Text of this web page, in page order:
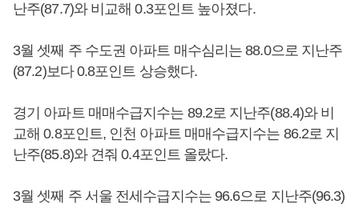
난주(87.7)와 비교해 0.3포인트 높아졌다.
3월 셋째 주 수도권 아파트 매수심리는 88.0으로 지난주
(87.2)보다 0.8포인트 상승했다.
경기 아파트 매매수급지수는 89.2로 지난주(88.4)와 비
교해 0.8포인트, 인천 아파트 매매수급지수는 86.2로 지
난주(85.8)와 견줘 0.4포인트 올랐다.
3월 셋째 주 서울 전세수급지수는 96.6으로 지난주(96.3)